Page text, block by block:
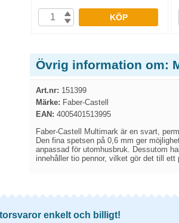
KÖP
Övrig information om:
Art.nr: 151399
Märke: Faber-Castell
EAN: 4005401513995
Faber-Castell Multimark är en svart,
Den fina spetsen på 0,6 mm ger
anpassad för utomhusbruk. Dessutom
innehåller tio pennor, vilket gör det till
enkelt och billigt!